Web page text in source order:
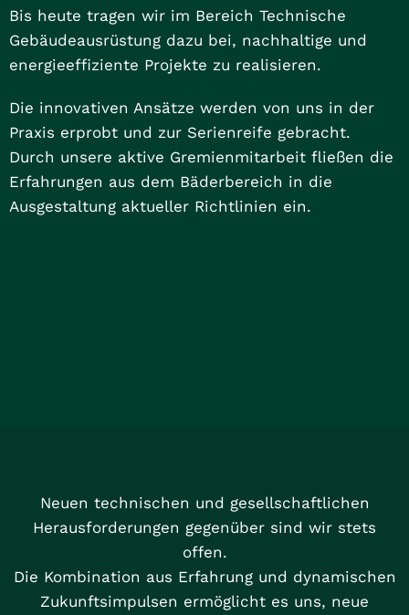
Bis heute tragen wir im Bereich Technische
Gebäudeausrüstung dazu bei, nachhaltige und
energieeffiziente Projekte zu realisieren.
Die innovativen Ansätze werden von uns in der
Praxis erprobt und zur Serienreife gebracht.
Durch unsere aktive Gremienmitarbeit fließen die
Erfahrungen aus dem Bäderbereich in die
Ausgestaltung aktueller Richtlinien ein.
Neuen technischen und gesellschaftlichen
Herausforderungen gegenüber sind wir stets
offen.
Die Kombination aus Erfahrung und dynamischen
Zukunftsimpulsen ermöglicht es uns, neue